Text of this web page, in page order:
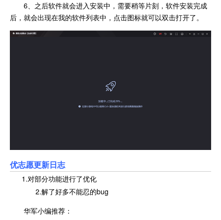
6、之后软件就会进入安装中，需要稍等片刻，软件安装完成
后，就会出现在我的软件列表中，点击图标就可以双击打开了。
优志愿更新日志
1.对部分功能进行了优化
2.解了好多不能忍的bug
华军小编推荐：